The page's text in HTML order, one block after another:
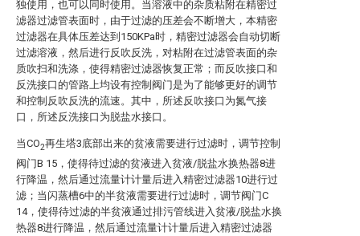
独使用，也可以同时使用。当溶液中的杂质粘附在精密过
滤器过滤管表面时，由于过滤的压差会不断增大，本精密
过滤器在具体压差达到150KPa时，精密过滤器会自动切断
过滤溶液，然后进行反吹反洗，对粘附在过滤管表面的杂
质吹扫和洗涤，使得精密过滤器恢复正常；而反吹接口和
反洗接口的管路上均设有控制阀门是为了能够更好的调节
和控制反吹反洗的流速。其中，所述反吹接口为氮气接
口，所述反洗接口为脱盐水接口。
当CO2再生塔3底部出来的贫液需要进行过滤时，调节控制
阀门B 15，使得待过滤的贫液进入贫液/脱盐水换热器8进
行降温，然后通过流量计计量后进入精密过滤器10进行过
滤；当闪蒸槽6中的半贫液需要进行过滤时，调节阀门C
14，使得待过滤的半贫液通过排污管线进入贫液/脱盐水换
热器8进行降温，然后通过流量计计量后进入精密过滤器